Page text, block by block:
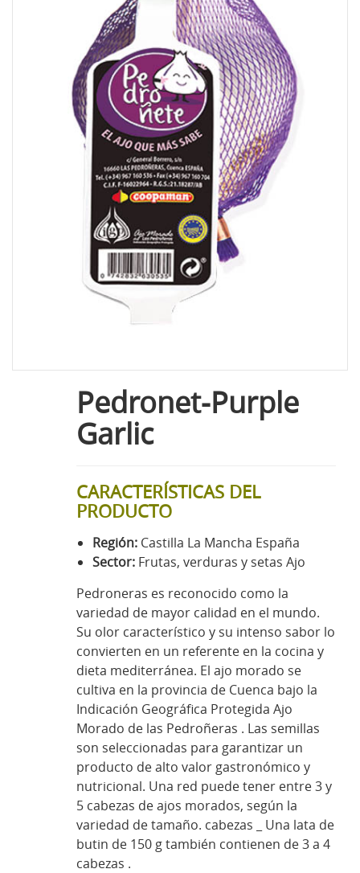
Pedronet-Purple
Garlic
CARACTERÍSTICAS DEL
PRODUCTO
Región: Castilla La Mancha España
Sector: Frutas, verduras y setas Ajo
Pedroneras es reconocido como la
variedad de mayor calidad en el mundo.
Su olor característico y su intenso sabor lo
convierten en un referente en la cocina y
dieta mediterránea. El ajo morado se
cultiva en la provincia de Cuenca bajo la
Indicación Geográfica Protegida Ajo
Morado de las Pedroñeras . Las semillas
son seleccionadas para garantizar un
producto de alto valor gastronómico y
nutricional. Una red puede tener entre 3 y
5 cabezas de ajos morados, según la
variedad de tamaño. cabezas _ Una lata de
butin de 150 g también contienen de 3 a 4
cabezas .